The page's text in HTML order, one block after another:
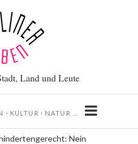
Land und Leute
· KULTUR · NATUR …
Nein